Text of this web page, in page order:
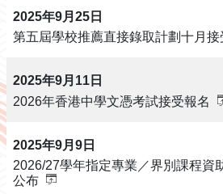
2025年9月25日
第五屆學校推薦直接錄取計劃十月接
2025年9月11日
2026年香港中學文憑考試接受報名
2025年9月9日
2026/27學年指定專業／界別課程資
公布